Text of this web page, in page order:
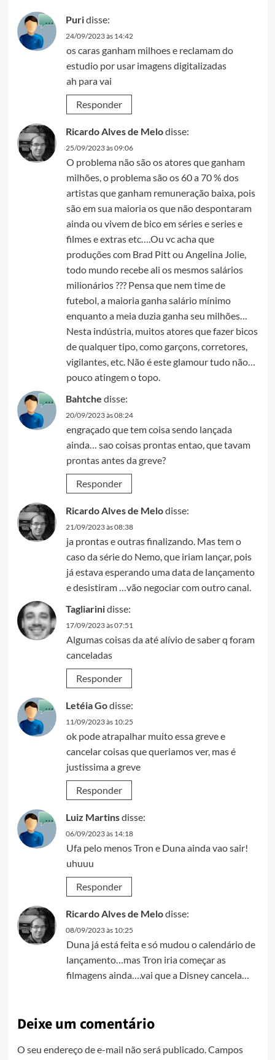
Puridisse:
24/09/2023 às 14:42
os caras ganham milhoes e reclamam do
estudio por usar imagens digitalizadas
ah para vai
Responder
Ricardo Alves de Melodisse:
25/09/2023 às 09:06
O problema não são os atores que ganham
milhões, o problema são os 60 a 70 % dos
artistas que ganham remuneração baixa, pois
são em sua maioria os que não despontaram
ainda ou vivem de bico em séries e series e
filmes e extras etc….Ou vc acha que
produções com Brad Pitt ou Angelina Jolie,
todo mundo recebe ali os mesmos salários
milionários ??? Pensa que nem time de
futebol, a maioria ganha salário mínimo
enquanto a meia duzia ganha seu milhões…
Nesta indústria, muitos atores que fazer bicos
de qualquer tipo, como garçons, corretores,
vigilantes, etc. Não é este glamour tudo não…
pouco atingem o topo.
Bahtche disse:
20/09/2023 às 08:24
engraçado que tem coisa sendo lançada
ainda… sao coisas prontas entao, que tavam
prontas antes da greve?
Responder
Ricardo Alves de Melodisse:
21/09/2023 às 08:38
ja prontas e outras finalizando. Mas tem o
caso da série do Nemo, que iriam lançar, pois
já estava esperando uma data de lançamento
e desistiram …vão negociar com outro canal.
Tagliarinidisse:
17/09/2023 às 07:51
Algumas coisas da até alívio de saber q foram
canceladas
Responder
Letéia Godisse:
11/09/2023 às 10:25
ok pode atrapalhar muito essa greve e
cancelar coisas que queriamos ver, mas é
justissima a greve
Responder
Luiz Martinsdisse:
06/09/2023 às 14:18
Ufa pelo menos Tron e Duna ainda vao sair!
uhuuu
Responder
Ricardo Alves de Melodisse:
08/09/2023 às 10:25
Duna já está feita e só mudou o calendário de
lançamento…mas Tron iria começar as
filmagens ainda….vai que a Disney cancela…
Deixe um comentário
O seu endereço de e-mail não será publicado. Campos